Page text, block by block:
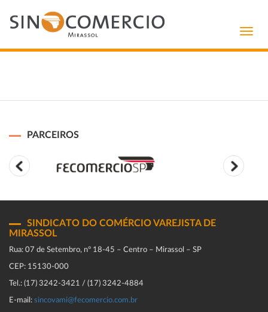
PARCEIROS
SINDICATO DO COMÉRCIO VAREJISTA DE
MIRASSOL
Rua: 07 de Setembro, n° 18-45 – Centro – Mirassol – SP
CEP: 15130-000
Tel.: (17) 3242-3421 / (17) 3242-4884
E-mail: sincovami@fecomercio.com.br